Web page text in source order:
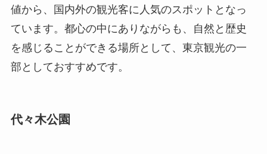
値から、国内外の観光客に人気のスポットとなっ
ています。都心の中にありながらも、自然と歴史
を感じることができる場所として、東京観光の一
部としておすすめです。
代々木公園